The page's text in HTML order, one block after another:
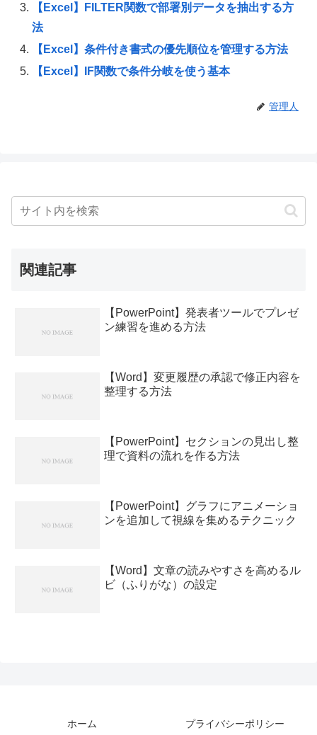
【Excel】FILTER関数で部署別データを抽出する方
法
【Excel】条件付き書式の優先順位を管理する方法
【Excel】IF関数で条件分岐を使う基本
管理人
関連記事
【PowerPoint】発表者ツールでプレゼ
ン練習を進める方法
【Word】変更履歴の承認で修正内容を
整理する方法
【PowerPoint】セクションの見出し整
理で資料の流れを作る方法
【PowerPoint】グラフにアニメーショ
ンを追加して視線を集めるテクニック
【Word】文章の読みやすさを高めるル
ビ（ふりがな）の設定
ホーム プライバシーポリシー